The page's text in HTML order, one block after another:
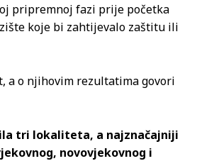
pripremnoj fazi prije početka
koje bi zahtijevalo zaštitu ili
a o njihovim rezultatima govori
tri lokaliteta, a najznačajniji
novovjekovnog i